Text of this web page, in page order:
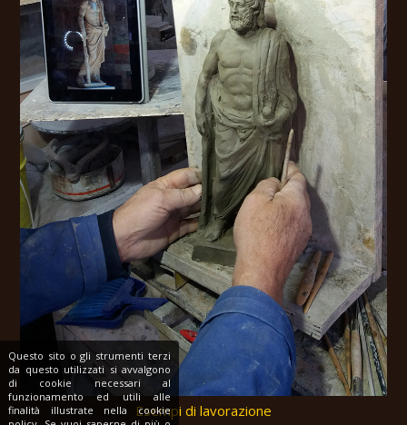
Questo sito o gli strumenti terzi
da questo utilizzati si avvalgono
di cookie necessari al
funzionamento ed utili alle
finalità illustrate nella cookieEsempi di lavorazione